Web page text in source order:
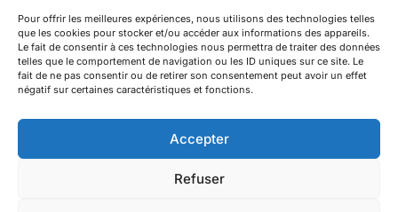
Pour offrir les meilleures expériences, nous utilisons des technologies telles
que les cookies pour stocker et/ou accéder aux informations des appareils.
Le fait de consentir à ces technologies nous permettra de traiter des données
telles que le comportement de navigation ou les ID uniques sur ce site. Le
fait de ne pas consentir ou de retirer son consentement peut avoir un effet
négatif sur certaines caractéristiques et fonctions.
Accepter
Refuser